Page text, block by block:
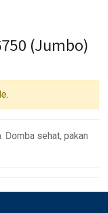
(Jumbo)
Domba sehat, pakan